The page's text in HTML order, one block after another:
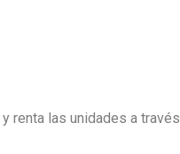
renta las unidades a